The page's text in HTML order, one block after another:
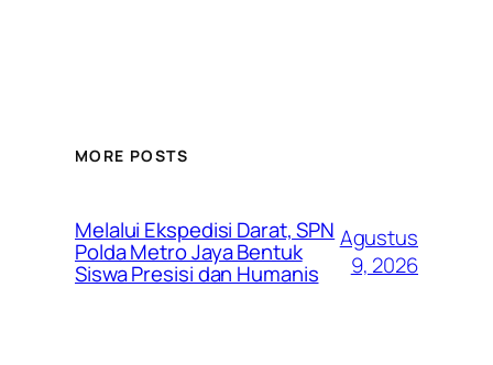
MORE POSTS
Melalui Ekspedisi Darat, SPN
Polda Metro Jaya Bentuk
Siswa Presisi dan Humanis
Agustus
9, 2026